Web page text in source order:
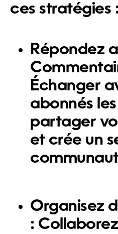
ces stratégies
Répondez
Échanger
abonnés
partager
et crée un
Organisez
: